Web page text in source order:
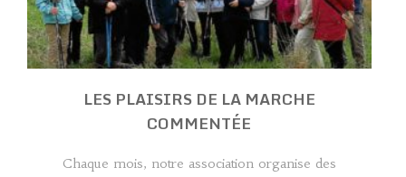
LES PLAISIRS DE LA MARCHE
COMMENTÉE
Chaque mois, notre association organise des